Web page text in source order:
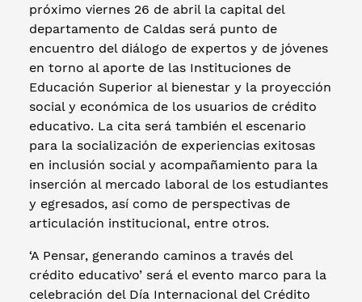
próximo viernes 26 de abril la capital del
departamento de Caldas será punto de
encuentro del diálogo de expertos y de jóvenes
en torno al aporte de las Instituciones de
Educación Superior al bienestar y la proyección
social y económica de los usuarios de crédito
educativo. La cita será también el escenario
para la socialización de experiencias exitosas
en inclusión social y acompañamiento para la
inserción al mercado laboral de los estudiantes
y egresados, así como de perspectivas de
articulación institucional, entre otros.
‘A Pensar, generando caminos a través del
crédito educativo’ será el evento marco para la
celebración del Día Internacional del Crédito